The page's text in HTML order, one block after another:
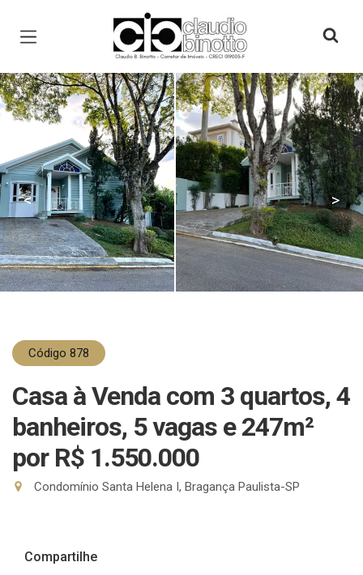
Página inicial
< >
Código 878
Casa à Venda com 3 quartos, 4
banheiros, 5 vagas e 247m²
por R$ 1.550.000
Condomínio Santa Helena I, Bragança Paulista-SP
Compartilhe